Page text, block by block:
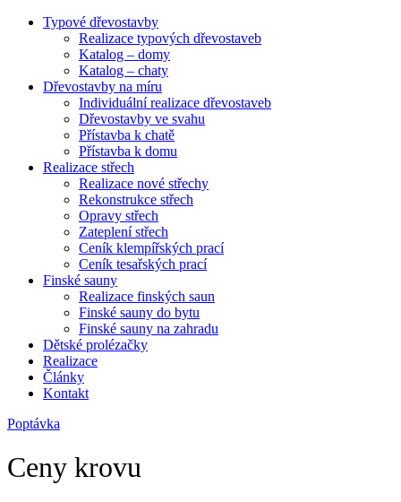
Typové dřevostavby
Realizace typových dřevostaveb
Katalog – domy
Katalog – chaty
Dřevostavby na míru
Individuální realizace dřevostaveb
Dřevostavby ve svahu
Přístavba k chatě
Přístavba k domu
Realizace střech
Realizace nové střechy
Rekonstrukce střech
Opravy střech
Zateplení střech
Ceník klempířských prací
Ceník tesařských prací
Finské sauny
Realizace finských saun
Finské sauny do bytu
Finské sauny na zahradu
Dětské prolézačky
Realizace
Články
Kontakt
Poptávka
Ceny krovu